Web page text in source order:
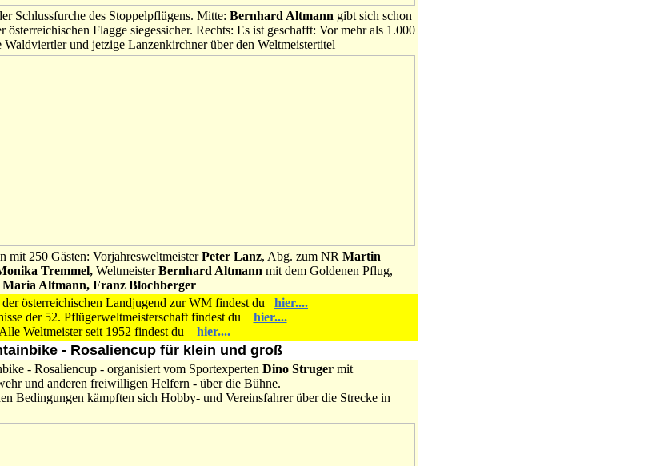
Schlussfurche des Stoppelpflügens. Mitte: Bernhard Altmann gibt sich schon
österreichischen Flagge siegessicher. Rechts: Es ist geschafft: Vor mehr als 1.000
Waldviertler und jetzige Lanzenkirchner über den Weltmeistertitel
mit 250 Gästen: VorjahresweltmeisterPeter Lanz, Abg. zum NR Martin
Tremmel, WeltmeisterBernhard Altmann mit dem Goldenen Pflug,
Maria Altmann, Franz Blochberger
der österreichischen Landjugend zur WM findest du hier....
der 52. Pflügerweltmeisterschaft findest du hier....
Alle Weltmeister seit 1952 findest du hier....
- Rosaliencup für klein und groß
- Rosaliencup - organisiert vom Sportexperten Dino Struger mit
und anderen freiwilligen Helfern - über die Bühne.
Bedingungen kämpften sich Hobby- und Vereinsfahrer über die Strecke in